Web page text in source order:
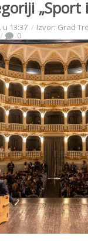
„Sport
u 13:37 Izvor: Grad
0